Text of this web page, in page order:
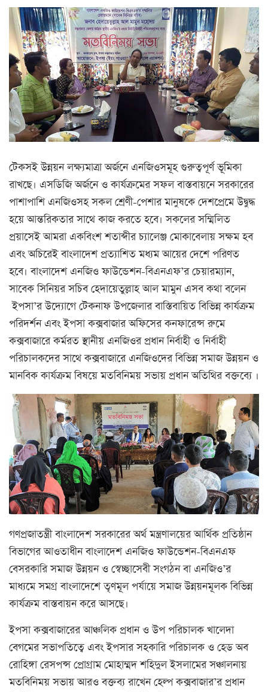
টেকসই উন্নয়ন লক্ষ্যমাত্রা অর্জনে এনজিওসমূহ গুরুত্বপূর্ণ ভূমিকা
রাখছে। এসডিজি অর্জনে ও কার্যক্রমের সফল বাস্তবায়নে সরকারের
পাশাপাশি এনজিওসহ সকল শ্রেণী-পেশার মানুষকে দেশপ্রেমে উদ্বুদ্ধ
হয়ে আন্তরিকতার সাথে কাজ করতে হবে। সকলের সম্মিলিত
প্রয়াসেই আমরা একবিংশ শতাব্দীর চ্যালেঞ্জ মোকাবেলায় সক্ষম হব
এবং অচিরেই বাংলাদেশ প্রত্যাশিত মধ্যম আয়ের দেশে পরিণত
হবে। বাংলাদেশ এনজিও ফাউন্ডেশন-বিএনএফ’র চেয়ারম্যান,
সাবেক সিনিয়র সচিব হেদায়েতুল্লাহ আল মামুন এসব কথা বলেন
ইপসা’র উদ্যোগে টেকনাফ উপজেলার বাস্তিবায়িত বিভিন্ন কার্যক্রম
পরিদর্শন এবং ইপসা কক্সবাজার অফিসের কনফারেন্স রুমে
কক্সবাজারে কর্মরত স্থানীয় এনজিওর প্রধান নির্বাহী ও নির্বাহী
পরিচালকদের সাথে কক্সবাজারে এনজিওদের বিভিন্ন সমাজ উন্নয়ন ও
মানবিক কার্যক্রম বিষয়ে মতবিনিময় সভায় প্রধান অতিথির বক্তব্যে ।
গণপ্রজাতন্ত্রী বাংলাদেশ সরকারের অর্থ মন্ত্রণালয়ের আর্থিক প্রতিষ্ঠান
বিভাগের আওতাধীন বাংলাদেশ এনজিও ফাউন্ডেশন-বিএনএফ
বেসরকারি সমাজ উন্নয়ন ও স্বেচ্ছাসেবী সংগঠন বা এনজিও’র
মাধ্যমে সমগ্র বাংলাদেশে তৃণমূল পর্যায়ে সমাজ উন্নয়নমূলক বিভিন্ন
কার্যক্রম বাস্তবায়ন করে আসছে।
ইপসা কক্সবাজারের আঞ্চলিক প্রধান ও উপ পরিচালক খালেদা
বেগমের সভাপতিত্বে এবং ইপসার সহকারি পরিচালক ও হেড অব
রোহিঙ্গা রেসপন্স প্রোগ্রাম মোহাম্মদ শহিদুল ইসলামের সঞ্চালনায়
মতবিনিময় সভায় আরও বক্তব্য রাখেন হেল্প কক্সবাজার’র প্রধান